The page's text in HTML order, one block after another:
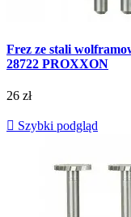
Frez ze stali
28722 PROXXON
26 zł
 Szybki podgląd